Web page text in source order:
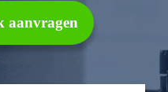
aanvragen